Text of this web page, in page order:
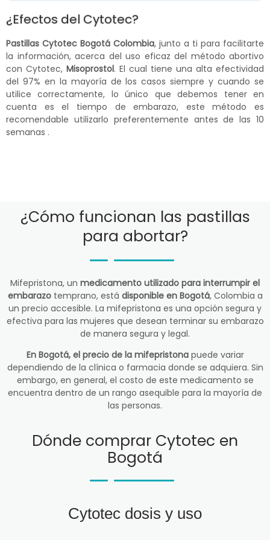
¿Efectos del Cytotec?
Pastillas Cytotec Bogotá Colombia, junto a ti para facilitarte
la información, acerca del uso eficaz del método abortivo
con Cytotec, Misoprostol. El cual tiene una alta efectividad
del 97% en la mayoría de los casos siempre y cuando se
utilice correctamente, lo único que debemos tener en
cuenta es el tiempo de embarazo, este método es
recomendable utilizarlo preferentemente antes de las 10
semanas .
¿Cómo funcionan las pastillas
para abortar?
Mifepristona, un medicamento utilizado para interrumpir el
embarazotemprano, está disponible en Bogotá, Colombia a
un precio accesible. La mifepristona es una opción segura y
efectiva para las mujeres que desean terminar su embarazo
de manera segura y legal.
En Bogotá, el precio de la mifepristonapuede variar
dependiendo de la clínica o farmacia donde se adquiera. Sin
embargo, en general, el costo de este medicamento se
encuentra dentro de un rango asequible para la mayoría de
las personas.
Dónde comprar Cytotec en
Bogotá
Cytotec dosis y uso